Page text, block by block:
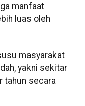
manfaat
luas oleh
masyarakat
yakni sekitar
tahun secara